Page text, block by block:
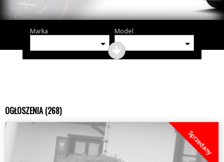
Marka Model
OGŁOSZENIA (268)
Sprzedany